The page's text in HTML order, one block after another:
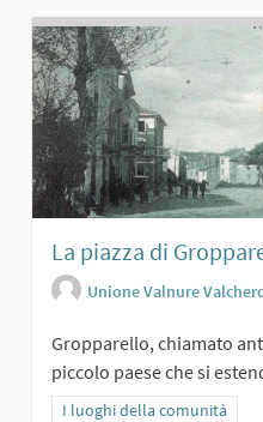
La piazza di
Unione Valnure
Gropparello, chiamato
piccolo paese che si
Filtra i risultati per
I luoghi della comunità